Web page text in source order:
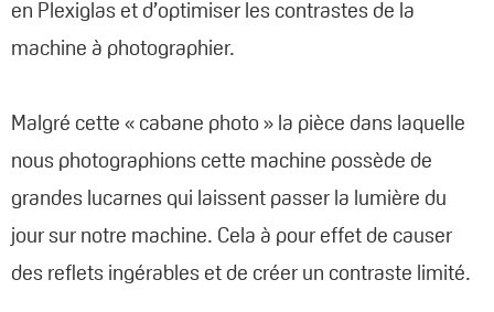
en Plexiglas et d’optimiser les contrastes de la
machine à photographier.
Malgré cette « cabane photo » la pièce dans laquelle
nous photographions cette machine possède de
grandes lucarnes qui laissent passer la lumière du
jour sur notre machine. Cela à pour effet de causer
des reflets ingérables et de créer un contraste limité.